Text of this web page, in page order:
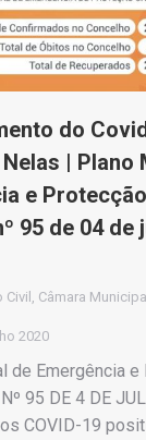
do
| Plano
e
95 de 04 de
Civil Câmara
2020
de Emergência
95 DE 4 DE
COVID-19